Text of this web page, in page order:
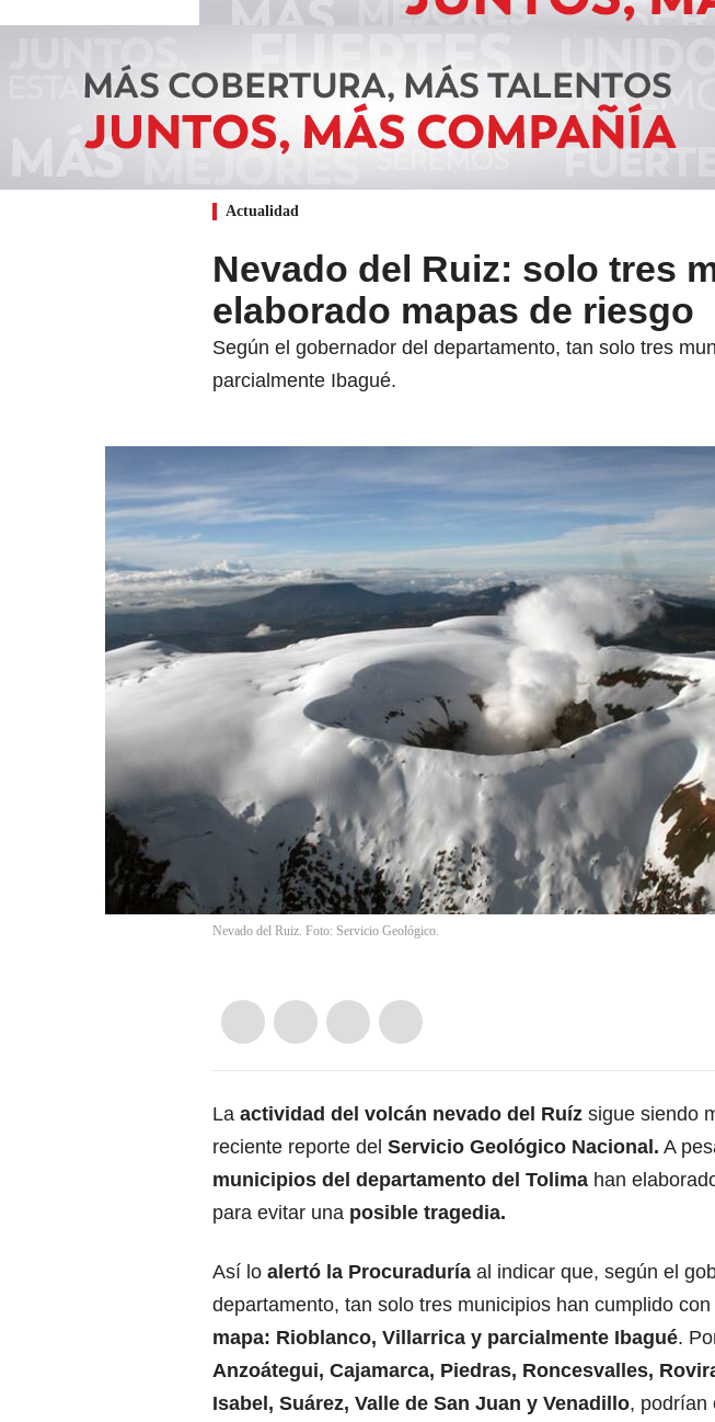
Actualidad
Nevado del Ruiz: solo tres
elaborado mapas de riesgo
Según el gobernador del departamento, tan solo tres
parcialmente Ibagué.
Nevado del Ruiz. Foto: Servicio Geológico.
La actividad del volcán nevado del Ruíz sigue siendo
reciente reporte del Servicio Geológico Nacional. A
municipios del departamento del Tolima han
para evitar una posible tragedia.
Así lo alertó la Procuraduría al indicar que, según el
departamento, tan solo tres municipios han cumplido con
mapa: Rioblanco, Villarrica y parcialmente Ibagué.
Anzoátegui, Cajamarca, Piedras, Roncesvalles,
Isabel, Suárez, Valle de San Juan y Venadillo, podrían